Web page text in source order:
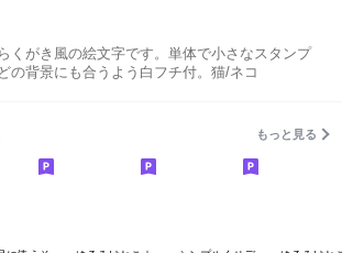
くがき風の絵文字です。単体で小さなスタンプ
の背景にも合うよう白フチ付。猫/ネコ
もっと見る